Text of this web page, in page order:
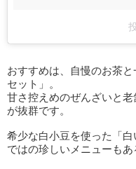
おすすめは、自慢のお茶
セット」。
甘さ控えめのぜんざいと
が抜群です。
希少な白小豆を使った「
ではの珍しいメニューもあ